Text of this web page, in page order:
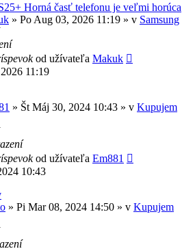
Horná časť telefonu je veľmi horúca
» Po Aug 03, 2026 11:19 » v Samsung
od užívateľa Makuk
11:19
» Št Máj 30, 2024 10:43 » v Kupujem
od užívateľa Em881
10:43
» Pi Mar 08, 2024 14:50 » v Kupujem